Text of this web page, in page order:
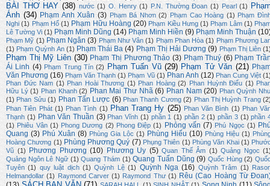
BÀI THƠ HAY (38) nước (1) O. Henry (1) P.N. Thường Đoan (1) Pearl (1)
Ánh (34) Phạm Anh Xuân (3) Phạm Bá Nhơn (2) Phạm Cao Hoàng (1) Phạm
Nghi (1) Phạm Hổ (1) Phạm Hữu Hoàng (20) Phạm Kiều Hưng (1) Phạm Lâm (1)
Lê Tường Vi (1) Phạm Minh Dũng (14) Phạm Minh Hiền (9) Phạm Minh Thuận
Phạm Mỹ (1) Phạm Ngân (3) Phạm Như Vân (1) Phạm Phan Hòa (1) Phạm Phương
(1) Phạm Quỳnh An (1) Phạm Thái Ba (4) Phạm Thị Hải Dương (9) Phạm Thị Liên
Phạm Thị Mỹ Liên (30) Phạm Thị Phương Thảo (3) Phạm Thuý (6) Phạm
Ái Linh (4) Phạm Trung Tín (2) Phạm Tuấn Vũ (29) Phạm Tử Văn (21)
Văn Phương (16) Phạm Văn Thạnh (1) Phạm Vũ (1) Phan Anh (12) Phan Cung Việt
Phan Đức Nam (1) Phan Hoài Thương (1) Phan Hoàng (2) Phan Huỳnh Điểu (1)
Hữu Lý (1) Phan Khanh (2) Phan Mai Thư Nhã (6) Phan Nam (20) Phan Quỳnh
(1) Phan Sửu (1) Phan Tấn Lược (6) Phan Thanh Cương (2) Phan Thị Huỳnh Trang
Phan Tiên Phát (1) Phan Tình (1) Phan Trang Hy (25) Phan Văn Bình (1) Phan
Thạnh (1) Phan Văn Thuần (3) Phan Vĩnh (1) phần 1 (1) phần 2 (1) phần 3 (1) phần
(1) Phiêu Vân (1) Phong Dương (2) Phong Điệp (1) Phỏng vấn (7) Phú Ngọc (1)
Quang (3) Phú Xuân (8) Phùng Gia Lộc (1) Phùng Hiếu (10) Phùng Hiệu (1)
Hoàng Chương (1) Phùng Phương Quý (7) Phụng Thiên (1) Phùng Văn Khai (1)
Vũ (1) Phương Phương (10) Phương Uy (5) Quan Thế Âm (1) Quảng Ngọc
Quảng Ngôn Lê Ngữ (1) Quang Thám (1) Quang Tuấn Dũng (9) Quốc Hùng (2)
Tuyên (1) quy luật dịch (1) Quỳnh Lệ (1) Quỳnh Nga (16) Quỳnh Trâm (1)
Helmandollar (1) Raymond Carver (1) Raymond Thư (1) Rêu (Cao Hoàng Từ